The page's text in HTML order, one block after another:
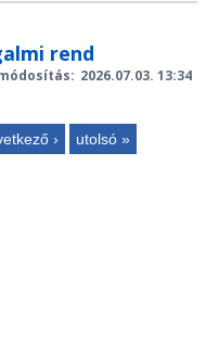
rend
2026.07.03. 13:34
› utolsó »